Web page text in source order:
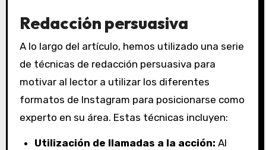
Redacción persuasiva
A lo largo del artículo, hemos utilizado una serie
de técnicas de redacción persuasiva para
motivar al lector a utilizar los diferentes
formatos de Instagram para posicionarse como
experto en su área. Estas técnicas incluyen:
Utilización de llamadas a la acción: Al